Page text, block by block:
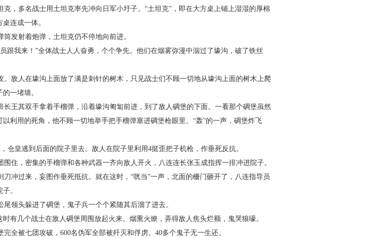
克，多名战士用土坦克率先冲向日军小圩子。“土坦克”，即在大方桌上铺上湿湿的厚棉
连成一体。
发射着炮弹，土坦克仍不停地向前进。
跟我来！”全体战士人人奋勇，个个争先。他们在烟雾弥漫中泅过了壕沟，破了铁丝
。敌人在壕沟上面放了满是刺针的树木，只见战士们不顾一切地从壕沟上面的树木上爬
一堵墙。
长王其双手拿着手榴弹，沿着壕沟匍匐前进，到了敌人碉堡的下面。一看那个碉堡虽然
利用的死角，他不顾一切地举手把手榴弹塞进碉堡枪眼里。“轰”的一声，碉堡炸飞
仓皇逃到后面的院子里去。敌人在院子里利用4挺歪把子机枪，作垂死反抗。
围住，密集的手榴弹和各种武器一齐向敌人开火，八连连长张玉成指挥一排冲进院子。
刀冲过来，妄图作垂死抵抗。就在这时，“咣当”一声，北面的栅门砸开了，八连指导员
。
领头躲进了碉堡，鬼子兵一个个紧随其后溜了进去。
时有几个战士在敌人碉堡周围放起火来。烟熏火燎，弄得敌人焦头烂额，鬼哭狼嚎。
完全被七团攻破， 600名伪军全部被歼灭和俘虏。 40多个鬼子无一生还。